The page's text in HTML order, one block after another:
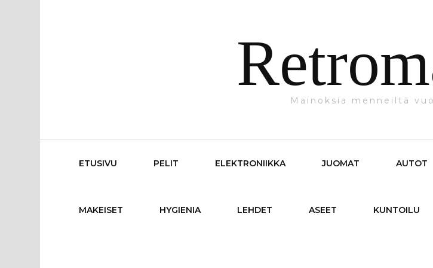
Mainoksia menneiltä
ETUSIVU PELIT ELEKTRONIIKKA JUOMAT AUTOT
MAKEISET HYGIENIA LEHDET ASEET KUNTOILU